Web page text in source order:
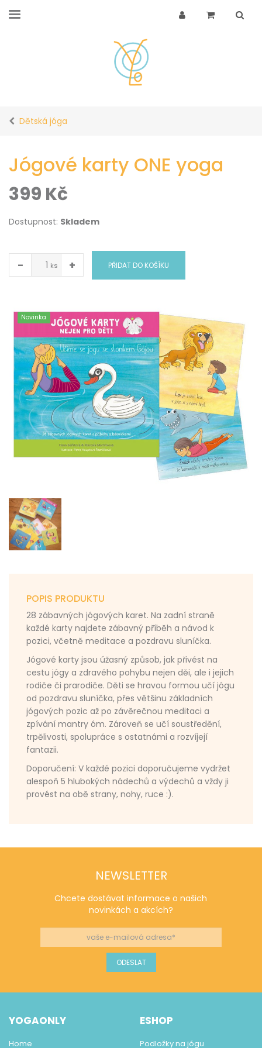
Dětská jóga
Jógové karty ONE yoga
399 Kč
Dostupnost: Skladem
− ks + PŘIDAT DO KOŠÍKU
Novinka
POPIS PRODUKTU
28 zábavných jógových karet. Na zadní straně
každé karty najdete zábavný příběh a návod k
pozici, včetně meditace a pozdravu sluníčka.
Jógové karty jsou úžasný způsob, jak přivést na
cestu jógy a zdravého pohybu nejen děi, ale i jejich
rodiče či prarodiče. Děti se hravou formou učí jógu
od pozdravu sluníčka, přes většinu základních
jógových pozic až po závěrečnou meditaci a
zpívání mantry óm. Zároveň se učí soustředění,
trpělivosti, spolupráce s ostatnámi a rozvíjejí
fantazii.
Doporučení: V každé pozici doporučujeme vydržet
alespoň 5 hlubokých nádechů a výdechů a vždy ji
provést na obě strany, nohy, ruce :).
NEWSLETTER
Chcete dostávat informace o našich
novinkách a akcích?
YOGAONLY
Home
ESHOP
Podložky na jógu